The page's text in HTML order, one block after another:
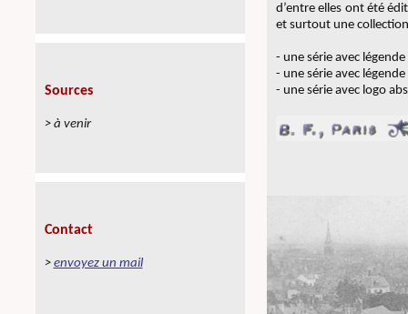
d’entre elles ont été
et surtout une
- une série avec
- une série avec
- une série avec logo